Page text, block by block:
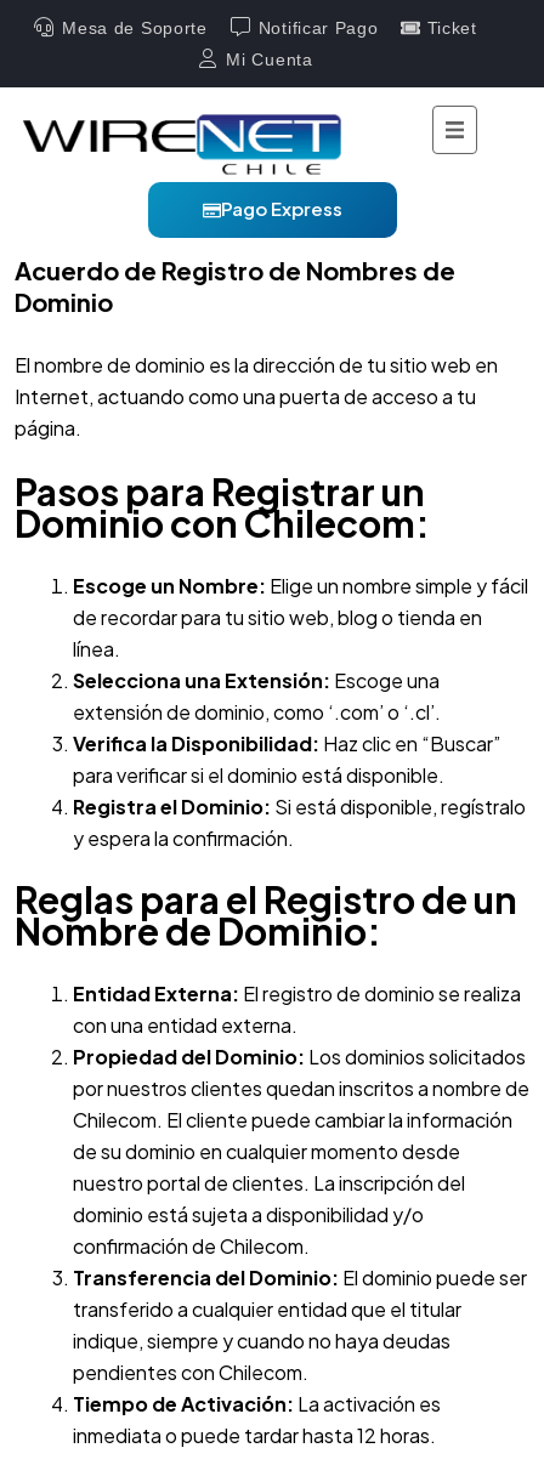
Mesa de Soporte Notificar Pago
Ticket
Mi Cuenta
Pago Express
Políticas para registrar
un dominio
Acuerdo de Registro de Nombres de
Dominio
El nombre de dominio es la dirección de tu sitio web en
Internet, actuando como una puerta de acceso a tu
página.
Pasos para Registrar un
Dominio con Chilecom:
Escoge un Nombre: Elige un nombre simple y fácil
de recordar para tu sitio web, blog o tienda en
línea.
Selecciona una Extensión: Escoge una
extensión de dominio, como ‘.com’ o ‘.cl’.
Verifica la Disponibilidad: Haz clic en “Buscar”
para verificar si el dominio está disponible.
Registra el Dominio: Si está disponible, regístralo
y espera la confirmación.
Reglas para el Registro de un
Nombre de Dominio:
Entidad Externa: El registro de dominio se realiza
con una entidad externa.
Propiedad del Dominio: Los dominios solicitados
por nuestros clientes quedan inscritos a nombre de
Chilecom. El cliente puede cambiar la información
de su dominio en cualquier momento desde
nuestro portal de clientes. La inscripción del
dominio está sujeta a disponibilidad y/o
confirmación de Chilecom.
Transferencia del Dominio: El dominio puede ser
transferido a cualquier entidad que el titular
indique, siempre y cuando no haya deudas
pendientes con Chilecom.
Tiempo de Activación: La activación es
inmediata o puede tardar hasta 12 horas.